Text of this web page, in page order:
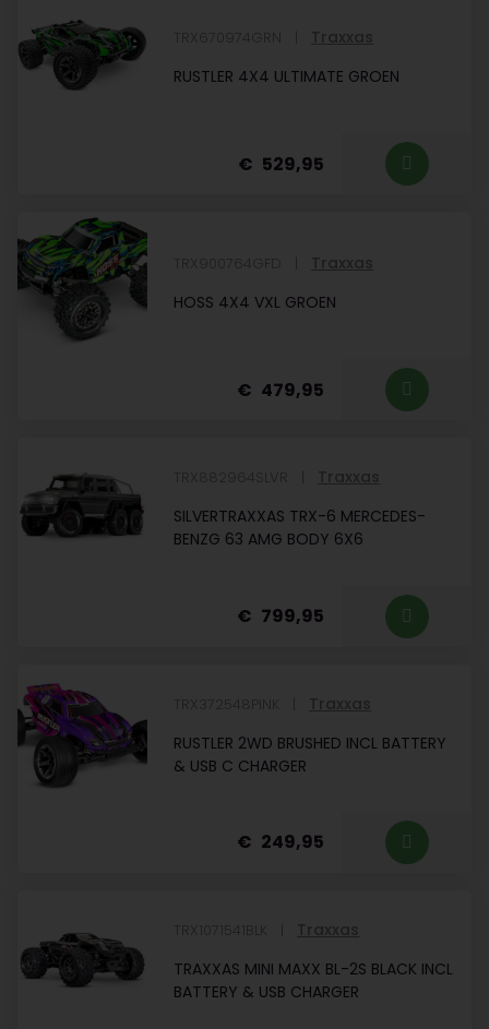
TRX670974GRN
Traxxas
RUSTLER 4X4 ULTIMATE GROEN
529,95
TRX900764GFD
Traxxas
HOSS 4X4 VXL GROEN
479,95
TRX882964SLVR
Traxxas
SILVERTRAXXAS TRX-6 MERCEDES-
BENZG 63 AMG BODY 6X6
799,95
TRX372548PINK
Traxxas
RUSTLER 2WD BRUSHED INCL BATTERY
& USB C CHARGER
249,95
TRX1071541BLK
Traxxas
TRAXXAS MINI MAXX BL-2S BLACK INCL
BATTERY & USB CHARGER